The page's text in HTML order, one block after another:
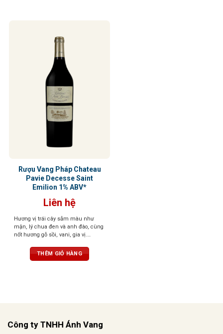
Rượu Vang Pháp Chateau
Pavie Decesse Saint
Emilion 1% ABV*
Liên hệ
Hương vị trái cây sẫm màu như
mận, lý chua đen và anh đào, cùng
nốt hương gỗ sồi, vani, gia vị.
cân bằng giữa độ chua và độ tròn,
mang đến trải nghiệm hài hòa
THÊM GIỎ HÀNG
Công ty TNHH Ánh Vang